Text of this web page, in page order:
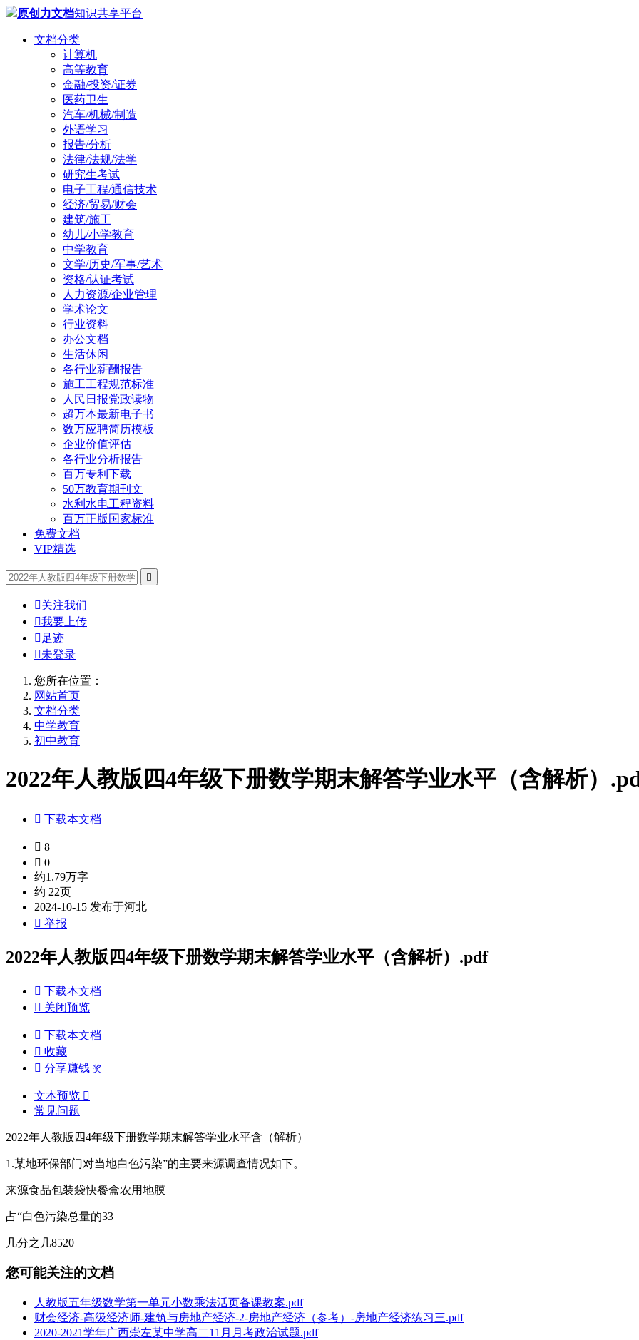
原创力文档知识共享平台
文档分类
计算机
高等教育
金融/投资/证券
医药卫生
汽车/机械/制造
外语学习
报告/分析
法律/法规/法学
研究生考试
电子工程/通信技术
经济/贸易/财会
建筑/施工
幼儿/小学教育
中学教育
文学/历史/军事/艺术
资格/认证考试
人力资源/企业管理
学术论文
行业资料
办公文档
生活休闲
各行业薪酬报告
施工工程规范标准
人民日报党政读物
超万本最新电子书
数万应聘简历模板
企业价值评估
各行业分析报告
百万专利下载
50万教育期刊文
水利水电工程资料
百万正版国家标准
免费文档
VIP精选

关注我们
我要上传
 足迹
未登录
您所在位置：
网站首页
文档分类
中学教育
初中教育
2022年人教版四4年级下册数学期末解答学业水平（含解析）
 下载本文档
 8
 0
约1.79万字
约 22页
2024-10-15 发布于河北
 举报
2022年人教版四4年级下册数学期末解答学业水平（含解析）.pdf
 下载本文档
 关闭预览
 下载本文档
 收藏
 分享赚钱 奖
文本预览 
常见问题
2022年人教版四4年级下册数学期末解答学业水平含（解析）
1.某地环保部门对当地白色污染”的主要来源调查情况如下。
来源食品包装袋快餐盒农用地膜
占“白色污染总量的33
几分之几8520
您可能关注的文档
人教版五年级数学第一单元小数乘法活页备课教案.pdf
财会经济-高级经济师-建筑与房地产经济-2-房地产经济（参考）-房地产经济练习三.pdf
2020-2021学年广西崇左某中学高二11月月考政治试题.pdf